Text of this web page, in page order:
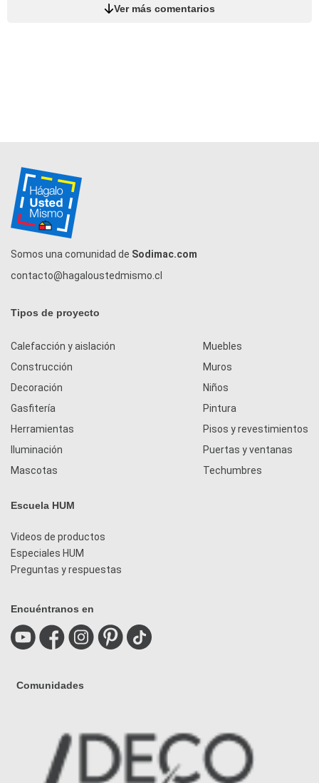
Ver más comentarios
Somos una comunidad de Sodimac.com
contacto@hagaloustedmismo.cl
Tipos de proyecto
Calefacción y aislación
Construcción
Decoración
Gasfitería
Herramientas
Iluminación
Mascotas
Muebles
Muros
Niños
Pintura
Pisos y revestimientos
Puertas y ventanas
Techumbres
Escuela HUM
Videos de productos
Especiales HUM
Preguntas y respuestas
Encuéntranos en
Comunidades